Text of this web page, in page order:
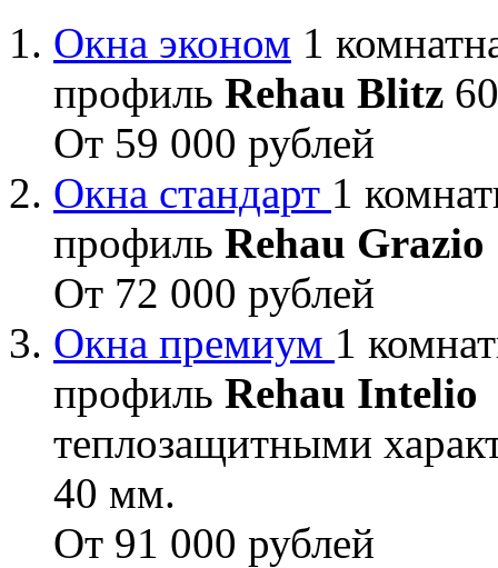
Окна эконом 1
профиль Rehau Blitz
От 59 000 рублей
Окна стандарт 1
профиль Rehau Grazio
От 72 000 рублей
Окна премиум 1
профиль Rehau Intelio
теплозащитными
40 мм.
От 91 000 рублей